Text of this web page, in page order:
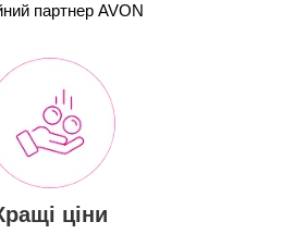
партнер AVON
ціни